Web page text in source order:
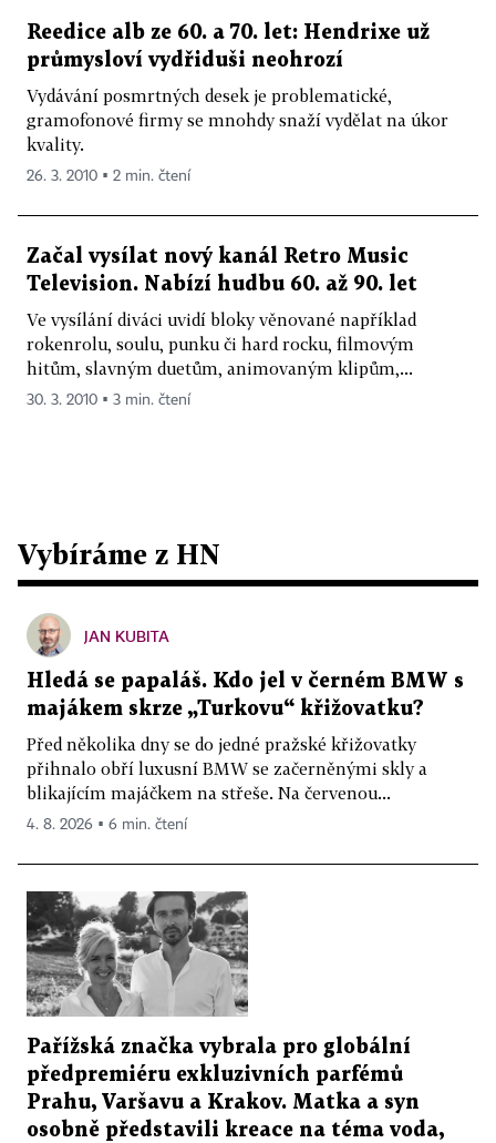
Reedice alb ze 60. a 70. let: Hendrixe už
průmysloví vydřiduši neohrozí
Vydávání posmrtných desek je problematické,
gramofonové firmy se mnohdy snaží vydělat na úkor
kvality.
26. 3. 2010 ▪ 2 min. čtení
Začal vysílat nový kanál Retro Music
Television. Nabízí hudbu 60. až 90. let
Ve vysílání diváci uvidí bloky věnované například
rokenrolu, soulu, punku či hard rocku, filmovým
hitům, slavným duetům, animovaným klipům,...
30. 3. 2010 ▪ 3 min. čtení
Vybíráme z HN
JAN KUBITA
Hledá se papaláš. Kdo jel v černém BMW s
majákem skrze „Turkovu“ křižovatku?
Před několika dny se do jedné pražské křižovatky
přihnalo obří luxusní BMW se začerněnými skly a
blikajícím majáčkem na střeše. Na červenou...
4. 8. 2026 ▪ 6 min. čtení
Pařížská značka vybrala pro globální
předpremiéru exkluzivních parfémů
Prahu, Varšavu a Krakov. Matka a syn
osobně představili kreace na téma voda,